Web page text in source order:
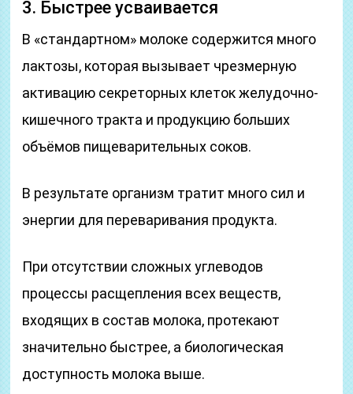
3. Быстрее усваивается
В «стандартном» молоке содержится много
лактозы, которая вызывает чрезмерную
активацию секреторных клеток желудочно-
кишечного тракта и продукцию больших
объёмов пищеварительных соков.
В результате организм тратит много сил и
энергии для переваривания продукта.
При отсутствии сложных углеводов
процессы расщепления всех веществ,
входящих в состав молока, протекают
значительно быстрее, а биологическая
доступность молока выше.